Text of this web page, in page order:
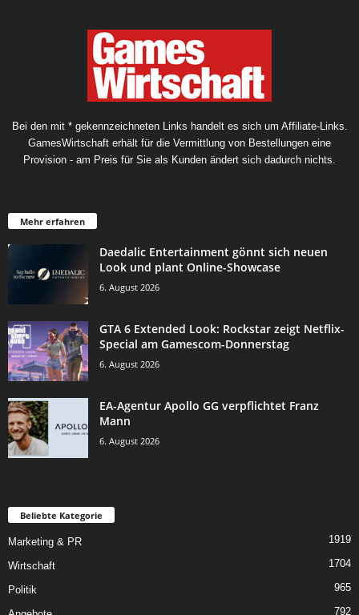
Bei den mit * gekennzeichneten Links handelt es sich um Affiliate-Links.
GamesWirtschaft erhält für die Vermittlung von Bestellungen eine
Provision - am Preis für Sie als Kunden ändert sich dadurch nichts.
Mehr erfahren
Daedalic Entertainment gönnt sich neuen
Look und plant Online-Showcase
6. August 2026
GTA 6 Extended Look: Rockstar zeigt Netflix-
Special am Gamescom-Donnerstag
6. August 2026
EA-Agentur Apollo GG verpflichtet Franz
Mann
6. August 2026
Beliebte Kategorie
Marketing & PR 1919
Wirtschaft 1704
Politik 965
792